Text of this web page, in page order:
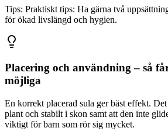
Tips: Praktiskt tips: Ha gärna två
för ökad livslängd och hygien.
Placering och användning – så
möjliga
En korrekt placerad sula ger bäst effekt.
plant och stabilt i skon samt att den inte
viktigt för barn som rör sig mycket.